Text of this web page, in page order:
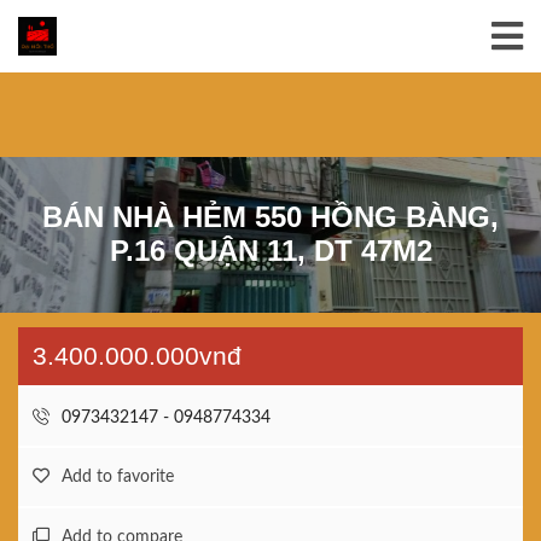
BÁN NHÀ HẺM 550 HỒNG BÀNG,
P.16 QUẬN 11, DT 47M2
3.400.000.000vnđ
0973432147 - 0948774334
Add to favorite
Add to compare